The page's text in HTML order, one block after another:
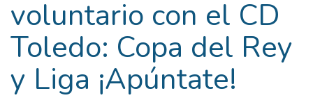
voluntario con el CD
Toledo: Copa del Rey
y Liga ¡Apúntate!